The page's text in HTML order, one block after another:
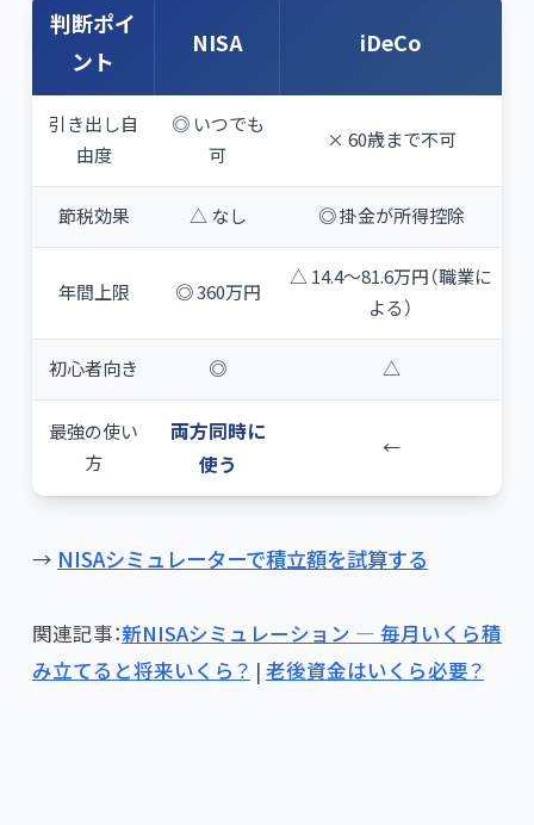
判断ポイ
ント
NISA iDeCo
引き出し自
由度
◎ いつでも
可
× 60歳まで不可
節税効果 △ なし ◎ 掛金が所得控除
年間上限 ◎ 360万円
△ 14.4〜81.6万円（職業に
よる）
初心者向き ◎ △
最強の使い
方
両方同時に
使う
←
→ NISAシミュレーターで積立額を試算する
関連記事：新NISAシミュレーション — 毎月いくら積
み立てると将来いくら？
老後資金はいくら必要？